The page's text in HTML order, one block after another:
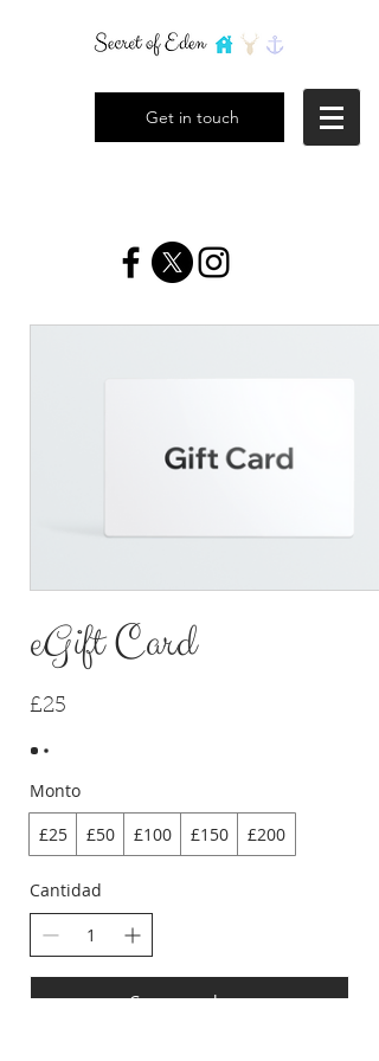
Get in touch
eGift Card
£25
Monto
£25
£50 £100 £150 £200
Cantidad
Comprar ahora